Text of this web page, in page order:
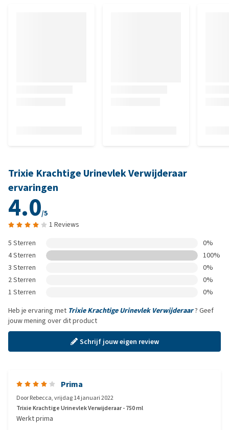
Trixie Krachtige Urinevlek Verwijderaar
ervaringen
4.0/5
1 Reviews
5 Sterren
0%
4 Sterren
100%
3 Sterren
0%
2 Sterren
0%
1 Sterren
0%
Heb je ervaring met Trixie Krachtige Urinevlek Verwijderaar? Geef
jouw mening over dit product
Schrijf jouw eigen review
Prima
DoorRebecca,vrijdag 14 januari 2022
Trixie Krachtige Urinevlek Verwijderaar - 750 ml
Werkt prima